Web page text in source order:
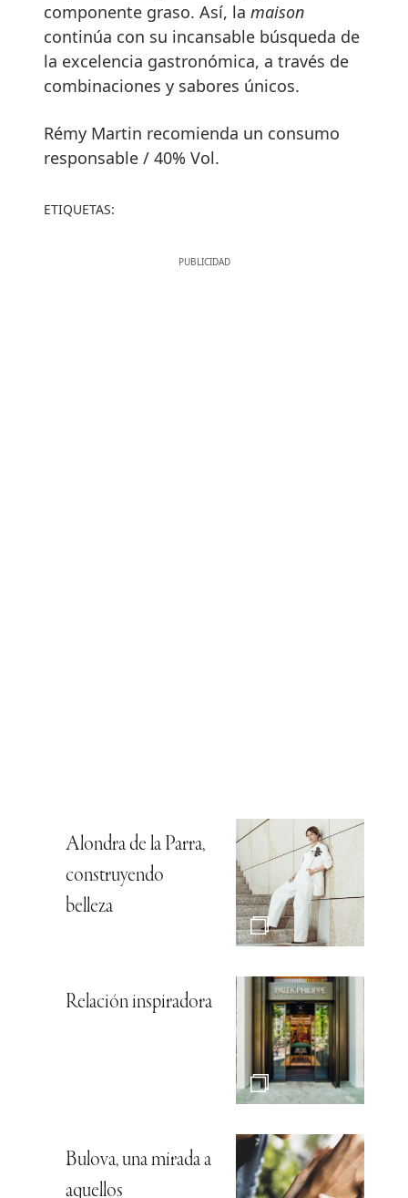
componente graso. Así, la maison
continúa con su incansable búsqueda de
la excelencia gastronómica, a través de
combinaciones y sabores únicos.
Rémy Martin recomienda un consumo
responsable / 40% Vol.
ETIQUETAS:
Alondra de la Parra,
construyendo
belleza
Relación inspiradora
Bulova, una mirada a
aquellos